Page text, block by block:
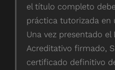
el título completo
práctica tutorizada en
Una vez presentado
Acreditativo firmado,
certificado definitivo